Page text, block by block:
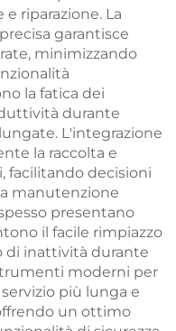
riparazione. La
garantisce
minimizzando
la fatica dei
durante
L'integrazione
la raccolta e
facilitando decisioni
manutenzione
presentano
il facile rimpiazzo
di inattività durante
moderni per
più lunga e
un ottimo